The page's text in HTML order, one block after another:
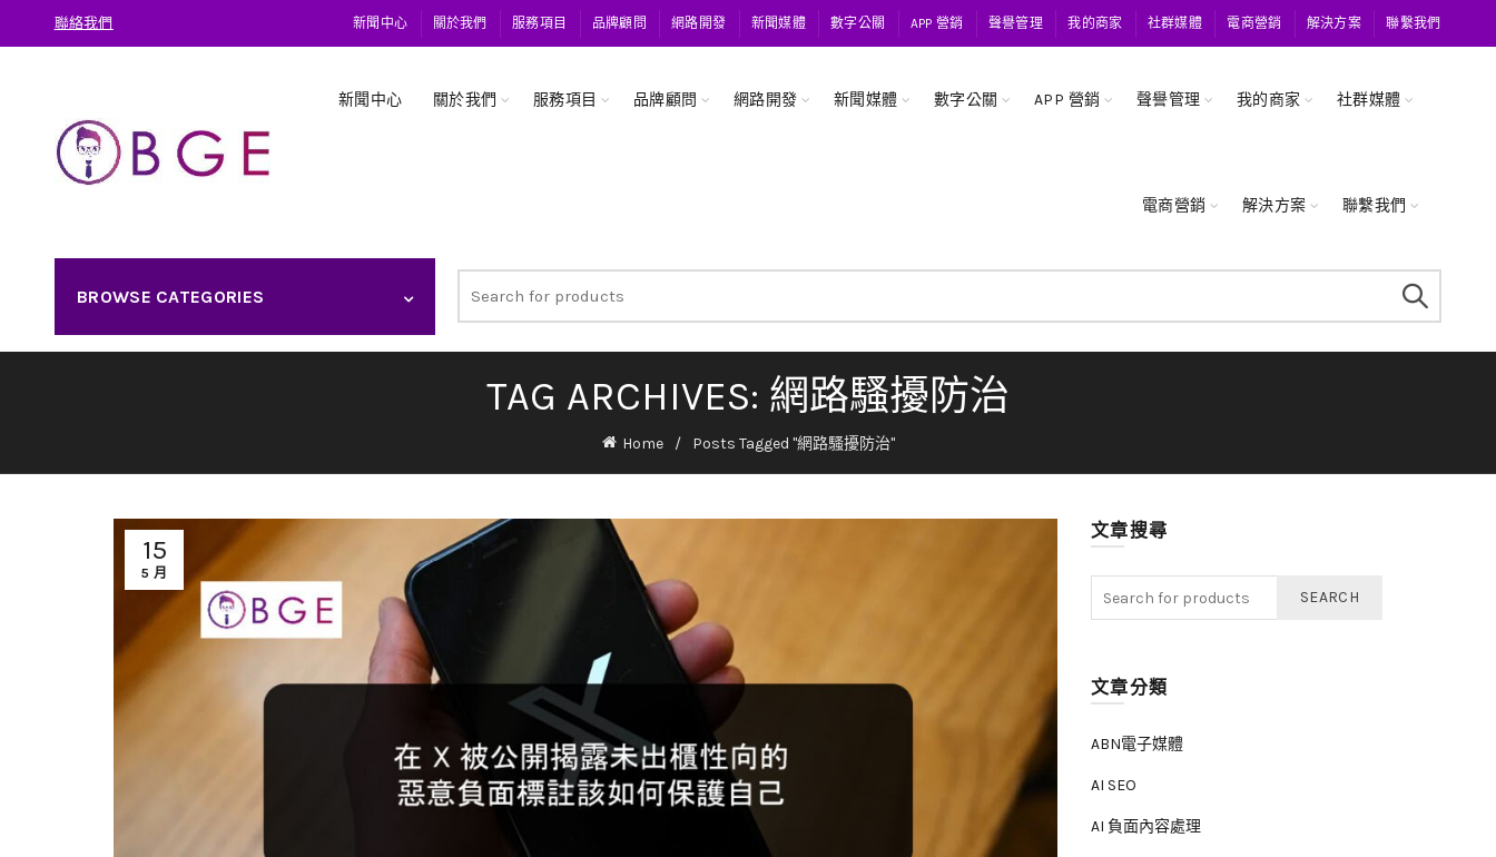
聯絡我們 新聞中心 關於我們 服務項目 品牌顧問 網路開發 新聞媒體 數字公關 APP 營銷 聲譽管理 我的商家 社群媒體 電商營銷 解決方案 聯繫我們
新聞中心 關於我們 服務項目 品牌顧問 網路開發 新聞媒體 數字公關 APP 營銷 聲譽管理 我的商家 社群媒體
電商營銷 解決方案 聯繫我們
BROWSE CATEGORIES
for:
TAG ARCHIVES: 網路騷擾防治
Home Posts Tagged "網路騷擾防治"
15
5 月
文章搜尋
SEARCH
文章分類
ABN電子媒體
AI SEO
AI 負面內容處理